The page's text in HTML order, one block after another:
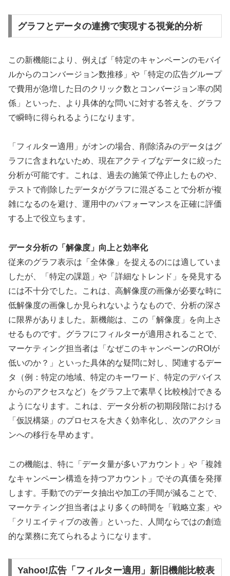
グラフとデータの連携で実現する視覚的分析
この新機能により、例えば「特定のキャンペーンのモバイ
ルからのコンバージョン数推移」や「特定の広告グループ
で費用が急増した日のクリック数とコンバージョン率の関
係」といった、より具体的な問いに対する答えを、グラフ
で瞬時に得られるようになります。
「フィルター適用」がオンの場合、削除済みのデータはグ
ラフに含まれないため、現在アクティブなデータに絞った
分析が可能です。これは、過去の施策で停止したものや、
テストで削除したデータがグラフに混ざることで分析が複
雑になるのを避け、運用中のパフォーマンスを正確に評価
する上で役立ちます。
データ分析の「解像度」向上と効率化
従来のグラフ表示は「全体像」を捉えるのには適していま
したが、「特定の課題」や「詳細なトレンド」を発見する
には不十分でした。これは、高解像度の画像が必要な時に
低解像度の画像しか見られないようなもので、分析の深さ
に限界がありました。新機能は、この「解像度」を向上さ
せるものです。グラフにフィルターが適用されることで、
マーケティング担当者は「なぜこのキャンペーンのROIが
低いのか？」といった具体的な疑問に対し、関連するデー
タ（例：特定の地域、特定のキーワード、特定のデバイス
からのアクセスなど）をグラフ上で素早く比較検討できる
ようになります。これは、データ分析の初期段階における
「仮説構築」のプロセスを大きく効率化し、次のアクショ
ンへの移行を早めます。
この機能は、特に「データ量が多いアカウント」や「複雑
なキャンペーン構造を持つアカウント」でその真価を発揮
します。手動でのデータ抽出や加工の手間が減ることで、
マーケティング担当者はより多くの時間を「戦略立案」や
「クリエイティブの改善」といった、人間ならではの創造
的な業務に充てられるようになります。
Yahoo!広告「フィルター適用」新旧機能比較表